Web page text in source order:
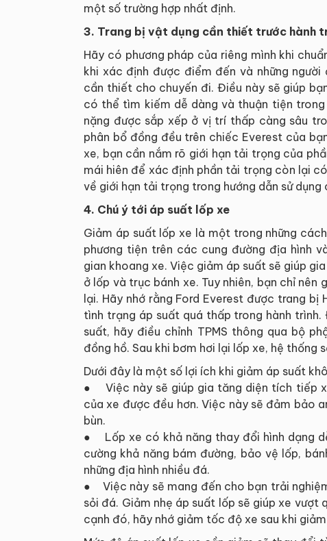
một số trường hợp nhất định.
3. Trang bị vật dụng cần thiết trước hành
Hãy có phương pháp của riêng mình khi
khi xác định được điểm đến và những
cần thiết cho chuyến đi. Điều này sẽ giúp
có thể tìm kiếm dễ dàng và thuận tiện
nặng được sắp xếp ở vị trí thấp càng sâu
phân bổ đồng đều trên chiếc Everest của
xe, bạn cần nắm rõ giới hạn tải trọng của
mái hiên để xác định phần tải trọng còn lại
về giới hạn tải trọng trong hướng dẫn sử dụng
4. Chú ý tới áp suất lốp xe
Giảm áp suất lốp xe là một trong những
phương tiện trên các cung đường địa hình
gian khoang xe. Việc giảm áp suất sẽ giúp
ở lốp và trục bánh xe. Tuy nhiên, bạn chỉ
lại. Hãy nhớ rằng Ford Everest được trang
tình trạng áp suất quá thấp trong hành
suất, hãy điều chỉnh TPMS thông qua bộ
đồng hồ. Sau khi bơm hơi lại lốp xe, hệ thống
Dưới đây là một số lợi ích khi giảm áp suất
● Việc này sẽ giúp gia tăng diện tích tiếp
của xe được đều hơn. Việc này sẽ đảm bảo
bùn.
● Lốp xe có khả năng thay đổi hình dạng
cường khả năng bám đường, bảo vệ lốp,
những địa hình nhiều đá.
● Việc này sẽ mang đến cho bạn trải
sỏi đá. Giảm nhẹ áp suất lốp sẽ giúp xe vượt
cạnh đó, hãy nhớ giảm tốc độ xe sau khi